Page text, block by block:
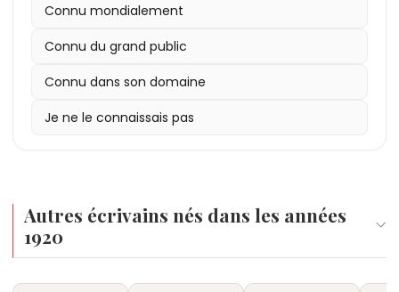
Connu mondialement
Connu du grand public
Connu dans son domaine
Je ne le connaissais pas
Autres écrivains nés dans les années
1920